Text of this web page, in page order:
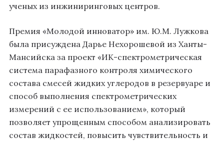
ученых из инжиниринговых центров.
Премия «Молодой инноватор» им. Ю.М. Лужкова
была присуждена Дарье Нехорошевой из Ханты-
Мансийска за проект «ИК-спектрометрическая
система парафазного контроля химического
состава смесей жидких углеродов в резервуаре и
способ выполнения спектрометрических
измерений с ее использованием», который
позволяет упрощенным способом анализировать
состав жидкостей, повысить чувствительность и